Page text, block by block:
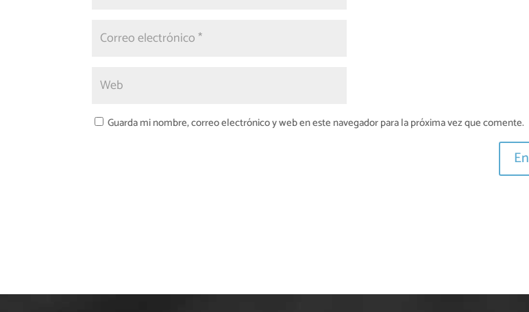
Guarda mi nombre, correo electrónico y web en este navegador para la próxima vez que comente.